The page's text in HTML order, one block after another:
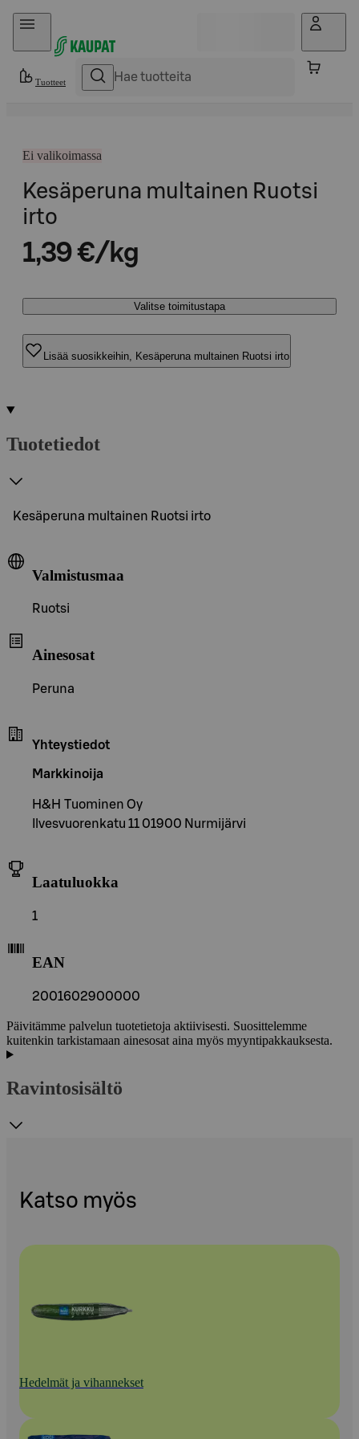
Hyppää sisältöön
Tuotteet
Ei valikoimassa
Kesäperuna multainen Ruotsi
irto
1,39 €/kg
Valitse toimitustapa
Lisää suosikkeihin, Kesäperuna multainen Ruotsi irto
Tuotetiedot
Kesäperuna multainen Ruotsi irto
Valmistusmaa
Ruotsi
Ainesosat
Peruna
Yhteystiedot
Markkinoija
H&H Tuominen Oy
Ilvesvuorenkatu 11 01900 Nurmijärvi
Laatuluokka
1
EAN
2001602900000
Päivitämme palvelun tuotetietoja aktiivisesti. Suosittelemme
kuitenkin tarkistamaan ainesosat aina myös myyntipakkauksesta.
Ravintosisältö
Katso myös
Hedelmät ja vihannekset